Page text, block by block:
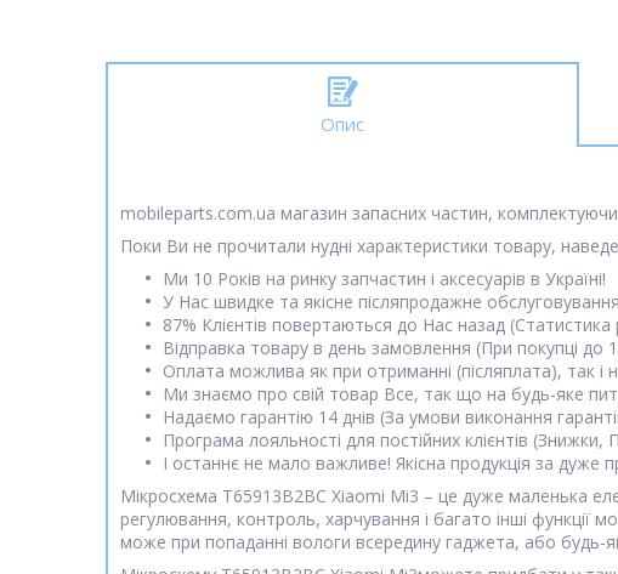
Опис
mobileparts.com.ua магазин запасних частин,
Поки Ви не прочитали нудні характеристики товару,
Ми 10 Років на ринку запчастин і аксесуарів в Україні!
У Нас швидке та якісне післяпродажне обслуговування
87% Клієнтів повертаються до Нас назад
Відправка товару в день замовлення (При покупці до
Оплата можлива як при отриманні (післяплата), так і
Ми знаємо про свій товар Все, так що на будь-яке
Надаємо гарантію 14 днів (За умови виконання
Програма лояльності для постійних клієнтів (Знижки,
І останнє не мало важливе! Якісна продукція за дуже
Мікросхема T65913B2BC Xiaomi Mi3 – це дуже маленька
регулювання, контроль, харчування і багато інші функції
може при попаданні вологи всередину гаджета, або будь-